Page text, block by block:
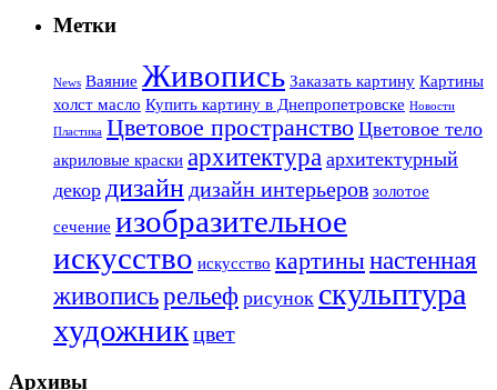
Метки
News Ваяние Живопись Заказать картину Картины
холст масло Купить картину в Днепропетровске Новости
Пластика Цветовое пространство Цветовое тело
акриловые краски архитектура архитектурный
декор дизайн дизайн интерьеров золотое
сечение изобразительное
искусство искусство картинынастенная
живописьрельеф рисунок скульптура
художникцвет
Архивы